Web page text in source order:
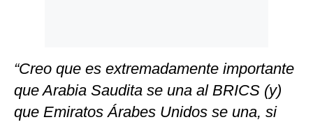
“Creo que es extremadamente importante
que Arabia Saudita se una al BRICS (y)
que Emiratos Árabes Unidos se una, si